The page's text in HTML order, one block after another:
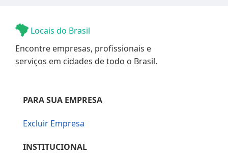
Locais do Brasil
Encontre empresas, profissionais e
serviços em cidades de todo o Brasil.
PARA SUA EMPRESA
Excluir Empresa
INSTITUCIONAL